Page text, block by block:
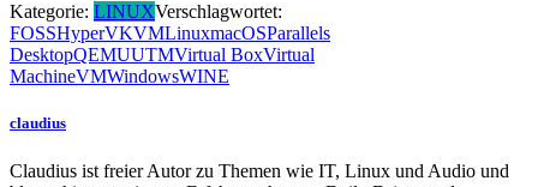
Kategorie: LINUXVerschlagwortet:
FOSSHyperVKVMLinuxmacOSParallels
DesktopQEMUUTMVirtual BoxVirtual
MachineVMWindowsWINE
claudius
Claudius ist freier Autor zu Themen wie IT, Linux und Audio und